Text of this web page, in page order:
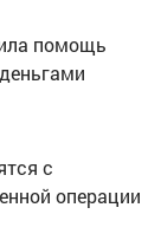
помощь
с
операции